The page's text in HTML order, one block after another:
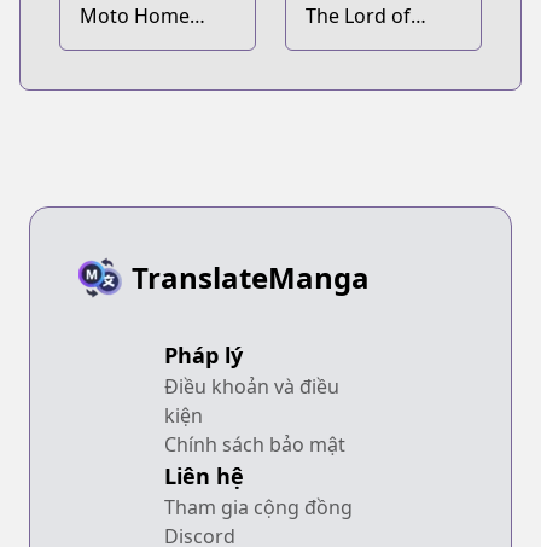
Moto Home
Center Tenin no
Kimama ni
Ikimasu
The Lord of
Coins
TranslateManga
Pháp lý
Điều khoản và điều
kiện
Chính sách bảo mật
Liên hệ
Tham gia cộng đồng
Discord